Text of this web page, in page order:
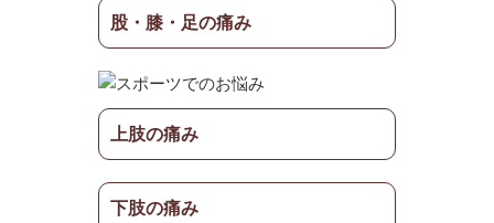
股・膝・足の痛み
上肢の痛み
下肢の痛み